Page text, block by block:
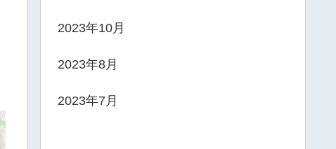
2023年10月
2023年8月
2023年7月